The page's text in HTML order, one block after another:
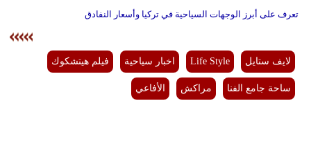
تعرف على أبرز الوجهات السياحية في تركيا وأسعار النفادق
لايف ستايل Life Style اخبار سياحية فيلم هيتشكوك
ساحة جامع الفنا مراكش الأفاعي